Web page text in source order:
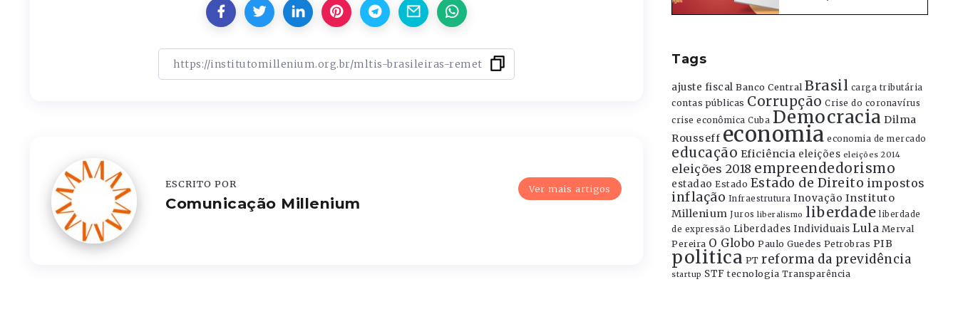
Ver mais artigos
ESCRITO POR
Comunicação Millenium
Tags
ajuste fiscal Banco Central Brasil carga tributária
contas públicas Corrupção Crise do coronavírus
crise econômica Cuba Democracia Dilma
Rousseff economia economia de mercado
educação Eficiência eleições eleições 2014
eleições 2018 empreendedorismo
estadao Estado Estado de Direito impostos
inflação Infraestrutura Inovação Instituto
Millenium Juros liberalismo liberdade liberdade
de expressão Liberdades Individuais Lula Merval
Pereira O Globo Paulo Guedes Petrobras PIB
politica PT reforma da previdência
startup STF tecnologia Transparência